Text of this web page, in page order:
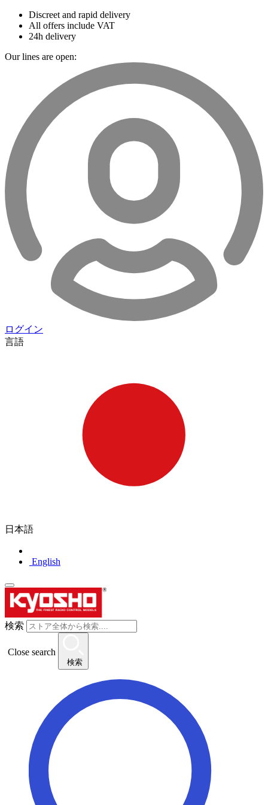
Discreet and rapid delivery
All offers include VAT
24h delivery
Our lines are open:
ログイン
言語
日本語
English
検索
Close search
検索